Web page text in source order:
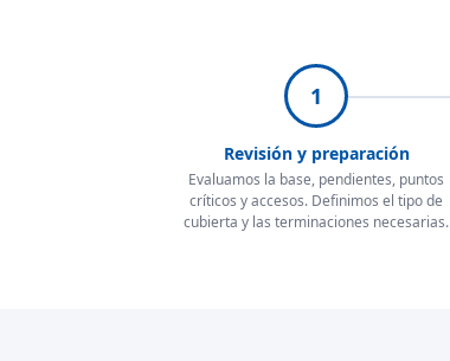
1
Revisión y preparación
Evaluamos la base, pendientes, puntos
críticos y accesos. Definimos el tipo de
cubierta y las terminaciones necesarias.